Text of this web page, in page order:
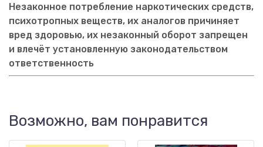
Незаконное потребление наркотических средств,
психотропных веществ, их аналогов причиняет
вред здоровью, их незаконный оборот запрещен
и влечёт установленную законодательством
ответственность
Возможно, вам понравится